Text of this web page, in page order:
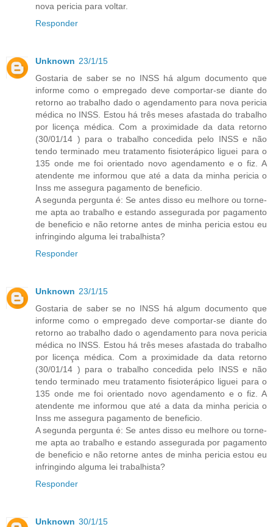
nova pericia para voltar.
Responder
Unknown 23/1/15
Gostaria de saber se no INSS há algum documento que
informe como o empregado deve comportar-se diante do
retorno ao trabalho dado o agendamento para nova pericia
médica no INSS. Estou há três meses afastada do trabalho
por licença médica. Com a proximidade da data retorno
(30/01/14 ) para o trabalho concedida pelo INSS e não
tendo terminado meu tratamento fisioterápico liguei para o
135 onde me foi orientado novo agendamento e o fiz. A
atendente me informou que até a data da minha pericia o
Inss me assegura pagamento de beneficio.
A segunda pergunta é: Se antes disso eu melhore ou torne-
me apta ao trabalho e estando assegurada por pagamento
de beneficio e não retorne antes de minha pericia estou eu
infringindo alguma lei trabalhista?
Responder
Unknown 23/1/15
Gostaria de saber se no INSS há algum documento que
informe como o empregado deve comportar-se diante do
retorno ao trabalho dado o agendamento para nova pericia
médica no INSS. Estou há três meses afastada do trabalho
por licença médica. Com a proximidade da data retorno
(30/01/14 ) para o trabalho concedida pelo INSS e não
tendo terminado meu tratamento fisioterápico liguei para o
135 onde me foi orientado novo agendamento e o fiz. A
atendente me informou que até a data da minha pericia o
Inss me assegura pagamento de beneficio.
A segunda pergunta é: Se antes disso eu melhore ou torne-
me apta ao trabalho e estando assegurada por pagamento
de beneficio e não retorne antes de minha pericia estou eu
infringindo alguma lei trabalhista?
Responder
Unknown 30/1/15